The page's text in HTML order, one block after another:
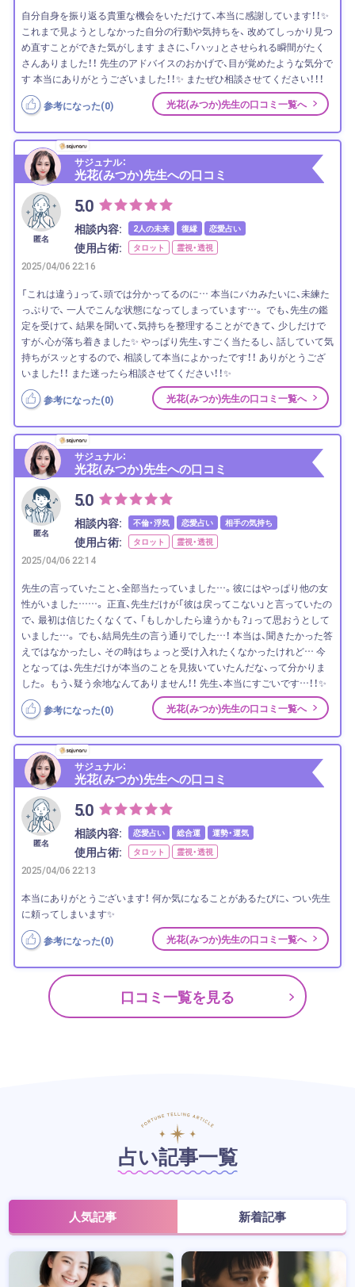
自分自身を振り返る貴重な機会をいただけて、本当に感謝しています！！✨
これまで見ようとしなかった自分の行動や気持ちを、 改めてしっかり見つ
め直すことができた気がします まさに、「ハッ」とさせられる瞬間がたく
さんありました！！ 先生のアドバイスのおかげで、目が覚めたような気分で
す 本当にありがとうございました！！✨ またぜひ相談させてください！！！
参考になった(0) 光花(みつか)先生の口コミ一覧へ
サジュナル：
光花(みつか)先生への口コミ
匿名
5.0
相談内容: 2人の未来 復縁 恋愛占い
使用占術: タロット 霊視・透視
2025/04/06 22:16
「これは違う」って、頭では分かってるのに… 本当にバカみたいに、未練た
っぷりで、 一人でこんな状態になってしまっています…。 でも、先生の鑑
定を受けて、 結果を聞いて、気持ちを整理することができて、 少しだけで
すが、心が落ち着きました✨ やっぱり先生、すごく当たるし、 話していて気
持ちがスッとするので、 相談して本当によかったです！！ ありがとうござ
いました！！ また迷ったら相談させてください！！✨
参考になった(0) 光花(みつか)先生の口コミ一覧へ
サジュナル：
光花(みつか)先生への口コミ
匿名
5.0
相談内容: 不倫・浮気 恋愛占い 相手の気持ち
使用占術: タロット 霊視・透視
2025/04/06 22:14
先生の言っていたこと、全部当たっていました…。彼にはやっぱり他の女
性がいました……。 正直、先生だけが「彼は戻ってこない」と言っていたの
で、 最初は信じたくなくて、 「もしかしたら違うかも？」って思おうとして
いました…。 でも、結局先生の言う通りでした…！ 本当は、聞きたかった答
えではなかったし、 その時はちょっと受け入れたくなかったけれど… 今
となっては、先生だけが本当のことを見抜いていたんだな、って分かりま
した。 もう、疑う余地なんてありません！！ 先生、本当にすごいです…！！✨
参考になった(0) 光花(みつか)先生の口コミ一覧へ
サジュナル：
光花(みつか)先生への口コミ
匿名
5.0
相談内容: 恋愛占い 総合運 運勢・運気
使用占術: タロット 霊視・透視
2025/04/06 22:13
本当にありがとうございます！ 何か気になることがあるたびに、 つい先生
に頼ってしまいます✨
参考になった(0) 光花(みつか)先生の口コミ一覧へ
口コミ一覧を見る
占い記事一覧
人気記事 新着記事